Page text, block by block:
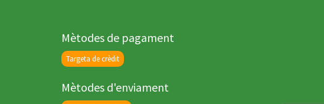
Mètodes de pagament
Targeta de crèdit
Mètodes d'enviament